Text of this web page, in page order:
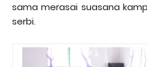
sama merasai suasana
serbi.